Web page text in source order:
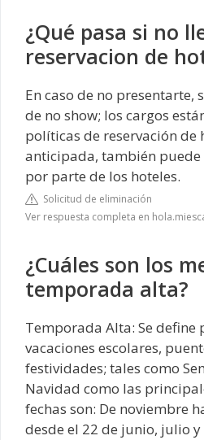
¿Qué pasa si no
reservacion de
En caso de no presentarte,
de no show; los cargos
políticas de reservación de
anticipada, también puede
por parte de los hoteles.
Solicitud de eliminación
Ver respuesta completa en
¿Cuáles son los
temporada alta?
Temporada Alta: Se define
vacaciones escolares,
festividades; tales como
Navidad como las
fechas son: De noviembre
desde el 22 de junio, julio y